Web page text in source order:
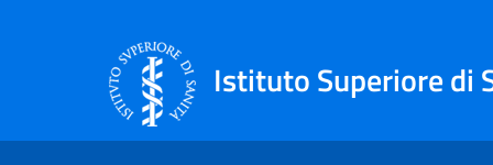
Istituto Superiore di